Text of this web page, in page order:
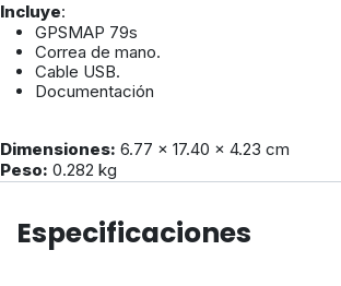
Incluye:
GPSMAP 79s
Correa de mano.
Cable USB.
Documentación
Dimensiones: 6.77 x 17.40 x 4.23 cm
Peso: 0.282 kg
Especificaciones